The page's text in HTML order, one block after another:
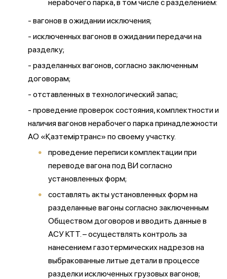
нерабочего парка, в том числе с разделением:
- вагонов в ожидании исключения;
- исключенных вагонов в ожидании передачи на
разделку;
- разделанных вагонов, согласно заключенным
договорам;
- отставленных в технологический запас;
- проведение проверок состояния, комплектности и
наличия вагонов нерабочего парка принадлежности
АО «Қазтеміртранс» по своему участку.
проведение переписи комплектации при
переводе вагона под ВИ согласно
установленных форм;
составлять акты установленных форм на
разделанные вагоны согласно заключенным
Обществом договоров и вводить данные в
АСУ КТТ. – осуществлять контроль за
нанесением газотермических надрезов на
выбракованные литые детали в процессе
разделки исключенных грузовых вагонов;